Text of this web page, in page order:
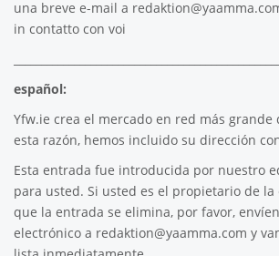
una breve e-mail a
in contatto con voi
español:
Yfw.ie crea el mercado en red más grande
esta razón, hemos incluido su dirección
Esta entrada fue introducida por nuestro
para usted. Si usted es el propietario de la
que la entrada se elimina, por favor,
electrónico a redaktion@yaamma.com y